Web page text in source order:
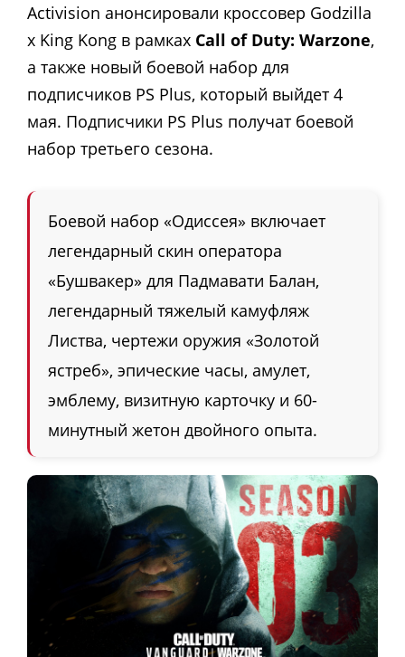
Activision анонсировали кроссовер Godzilla
x King Kong в рамках Call of Duty: Warzone,
а также новый боевой набор для
подписчиков PS Plus, который выйдет 4
мая. Подписчики PS Plus получат боевой
набор третьего сезона.
Боевой набор «Одиссея» включает
легендарный скин оператора
«Бушвакер» для Падмавати Балан,
легендарный тяжелый камуфляж
Листва, чертежи оружия «Золотой
ястреб», эпические часы, амулет,
эмблему, визитную карточку и 60-
минутный жетон двойного опыта.